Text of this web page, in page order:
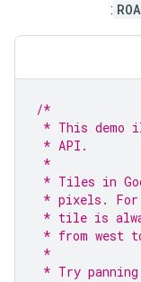
:
* This
* API.
* Tiles in
* pixels.
* tile is
* from
* Try